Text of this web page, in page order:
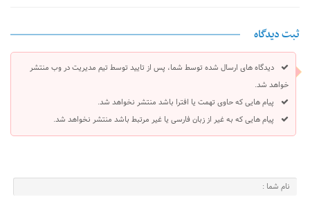
ثبت دیدگاه
دیدگاه های ارسال شده توسط شما، پس از تایید توسط تیم مدیریت در وب منتشر
خواهد شد.
پیام هایی که حاوی تهمت یا افترا باشد منتشر نخواهد شد.
پیام هایی که به غیر از زبان فارسی یا غیر مرتبط باشد منتشر نخواهد شد.